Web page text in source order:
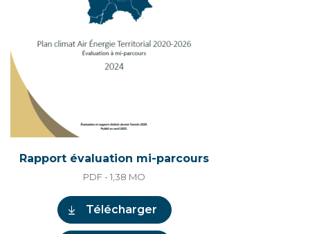
Rapport évaluation mi-parcours
PDF - 1,38 MO
Télécharger